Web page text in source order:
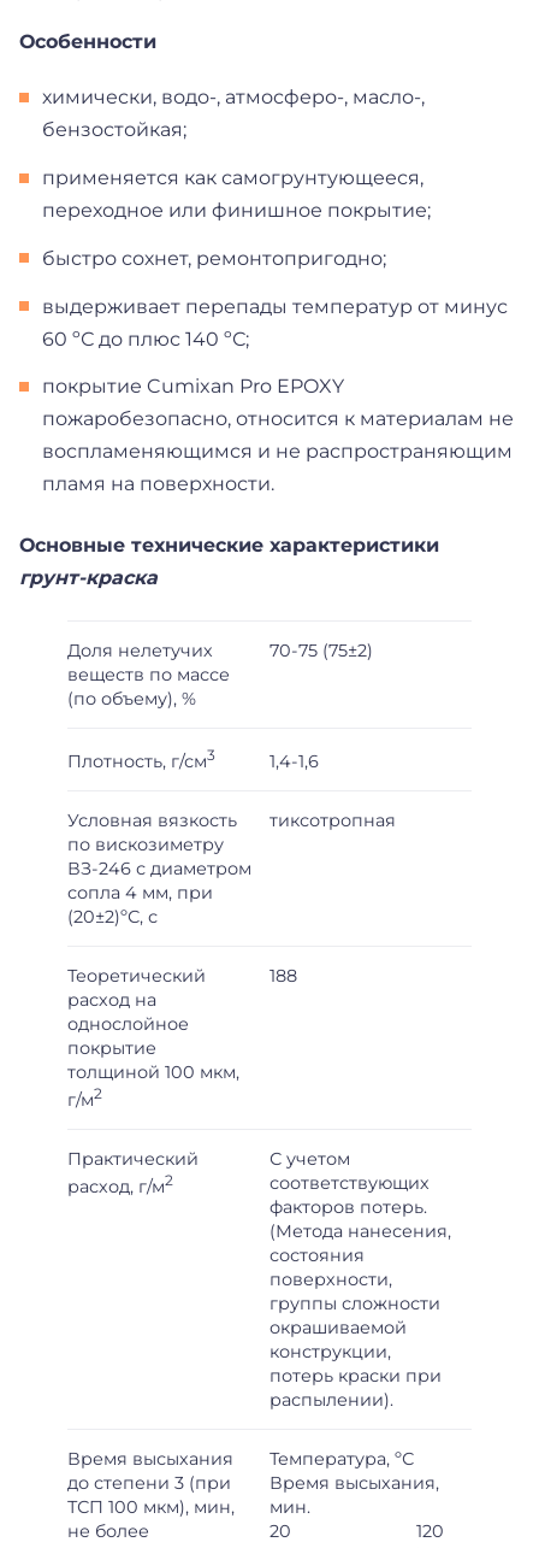
Особенности
химически, водо-, атмосферо-, масло-,
бензостойкая;
применяется как самогрунтующееся,
переходное или финишное покрытие;
быстро сохнет, ремонтопригодно;
выдерживает перепады температур от минус
60 ºС до плюс 140 ºС;
покрытие Cumixan Pro EPOXY
пожаробезопасно, относится к материалам не
воспламеняющимся и не распространяющим
пламя на поверхности.
Основные технические характеристики
грунт-краска
Доля нелетучих
веществ по массе
(по объему), %
70-75 (75±2)
Плотность, г/см3 1,4-1,6
Условная вязкость
по вискозиметру
ВЗ-246 с диаметром
сопла 4 мм, при
(20±2)ºС, с
тиксотропная
Теоретический
расход на
однослойное
покрытие
толщиной 100 мкм,
г/м2
188
Практический
расход, г/м2
С учетом
соответствующих
факторов потерь.
(Метода нанесения,
состояния
поверхности,
группы сложности
окрашиваемой
конструкции,
потерь краски при
распылении).
Время высыхания
до степени 3 (при
ТСП 100 мкм), мин,
не более
Температура, ºС
Время высыхания,
мин.
20 120